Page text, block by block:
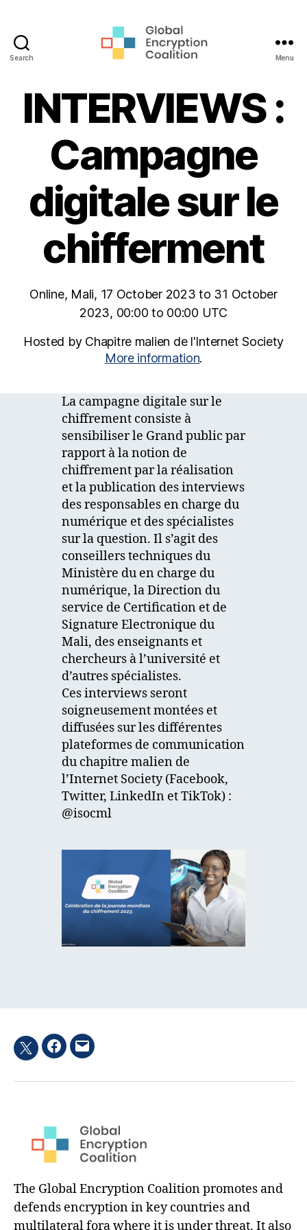
Search
Coalition
Menu
INTERVIEWS :
Campagne
digitale sur le
chifferment
Online, Mali, 17 October 2023 to 31 October
2023, 00:00 to 00:00 UTC
Hosted by Chapitre malien de l'Internet Society
More information.
La campagne digitale sur le
chiffrement consiste à
sensibiliser le Grand public par
rapport à la notion de
chiffrement par la réalisation
et la publication des interviews
des responsables en charge du
numérique et des spécialistes
sur la question. Il s’agit des
conseillers techniques du
Ministère du en charge du
numérique, la Direction du
service de Certification et de
Signature Electronique du
Mali, des enseignants et
chercheurs à l’université et
d’autres spécialistes.
Ces interviews seront
soigneusement montées et
diffusées sur les différentes
plateformes de communication
du chapitre malien de
l’Internet Society (Facebook,
Twitter, LinkedIn et TikTok) :
@isocml
TwitterFacebook
Email
The Global Encryption Coalition promotes and
defends encryption in key countries and
multilateral fora where it is under threat. It also